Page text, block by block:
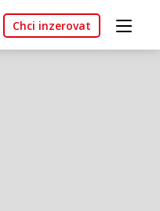
Chci inzerovat